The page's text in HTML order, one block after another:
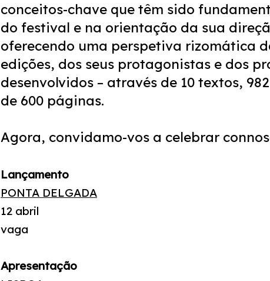
conceitos-chave que têm sido
do festival e na orientação da sua
oferecendo uma perspetiva rizomática
edições, dos seus protagonistas e dos
desenvolvidos – através de 10 textos,
de 600 páginas.
Agora, convidamo-vos a celebrar
Lançamento
PONTA DELGADA
12 abril
vaga
Apresentação